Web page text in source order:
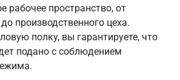
рабочее пространство, от
производственного цеха.
полку, вы гарантируете, что
подано с соблюдением